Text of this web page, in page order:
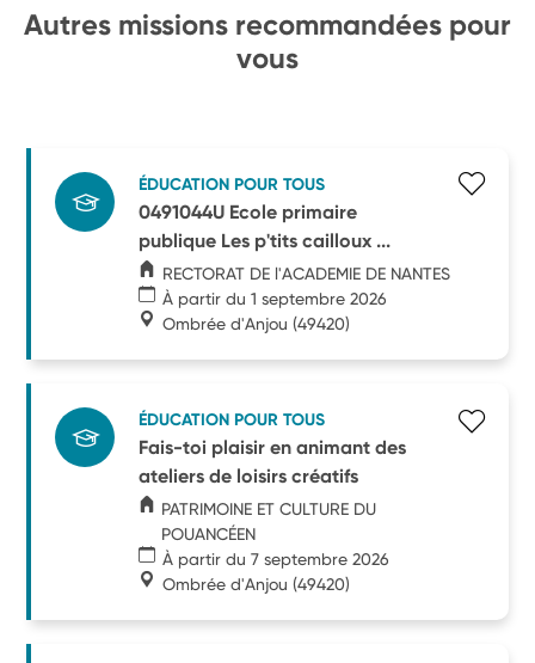
Autres missions recommandées pour
vous
ÉDUCATION POUR TOUS
0491044U Ecole primaire
publique Les p'tits cailloux ...
RECTORAT DE l'ACADEMIE DE NANTES
À partir du 1 septembre 2026
Ombrée d'Anjou (49420)
ÉDUCATION POUR TOUS
Fais-toi plaisir en animant des
ateliers de loisirs créatifs
PATRIMOINE ET CULTURE DU
POUANCÉEN
À partir du 7 septembre 2026
Ombrée d'Anjou (49420)